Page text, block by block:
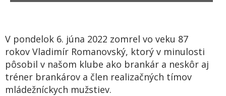
V pondelok 6. júna 2022 zomrel vo veku 87
rokov Vladimír Romanovský, ktorý v minulosti
pôsobil v našom klube ako brankár a neskôr aj
tréner brankárov a člen realizačných tímov
mládežníckych mužstiev.